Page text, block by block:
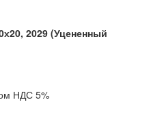
2029 (Уцененный
НДС 5%